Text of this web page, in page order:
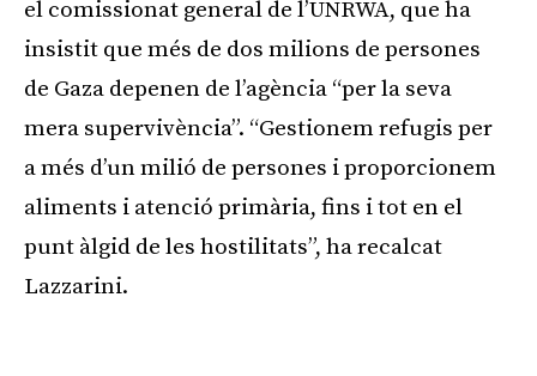
el comissionat general de l’UNRWA, que ha
insistit que més de dos milions de persones
de Gaza depenen de l’agència “per la seva
mera supervivència”. “Gestionem refugis per
a més d’un milió de persones i proporcionem
aliments i atenció primària, fins i tot en el
punt àlgid de les hostilitats”, ha recalcat
Lazzarini.